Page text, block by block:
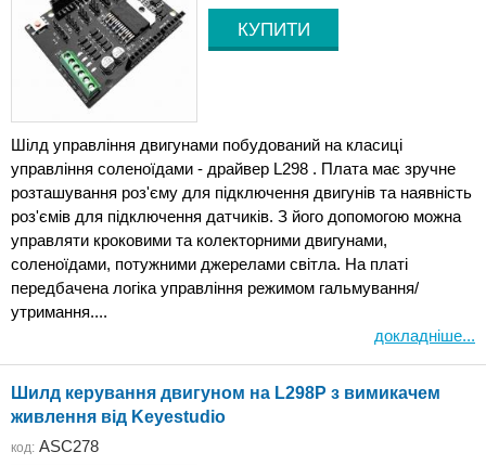
Шілд управління двигунами побудований на класиці
управління соленоїдами - драйвер L298 . Плата має зручне
розташування роз'єму для підключення двигунів та наявність
роз'ємів для підключення датчиків. З його допомогою можна
управляти кроковими та колекторними двигунами,
соленоїдами, потужними джерелами світла. На платі
передбачена логіка управління режимом гальмування/
утримання....
докладніше...
Шилд керування двигуном на L298P з вимикачем
живлення від Keyestudio
код: ASC278